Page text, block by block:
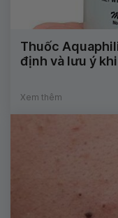
Thuốc
định và lưu ý
Xem thêm